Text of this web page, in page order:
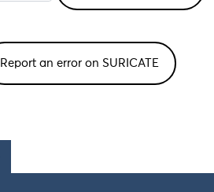
Report an error on SURICATE